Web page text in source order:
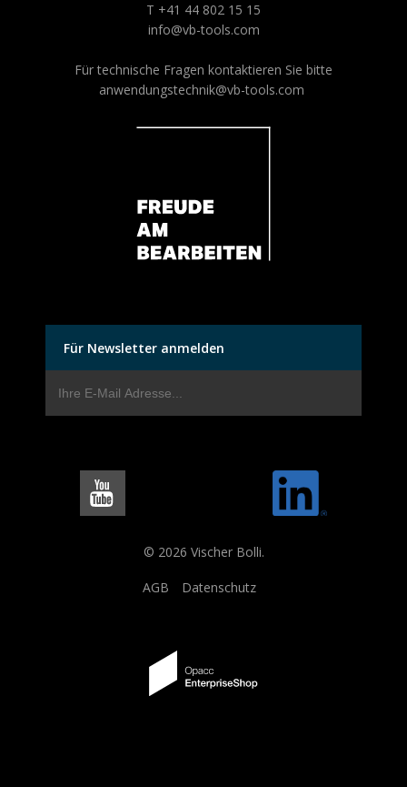
T +41 44 802 15 15
info@vb-tools.com
Für technische Fragen kontaktieren Sie bitte
anwendungstechnik@vb-tools.com
Für Newsletter anmelden
© 2026 Vischer Bolli.
AGB Datenschutz